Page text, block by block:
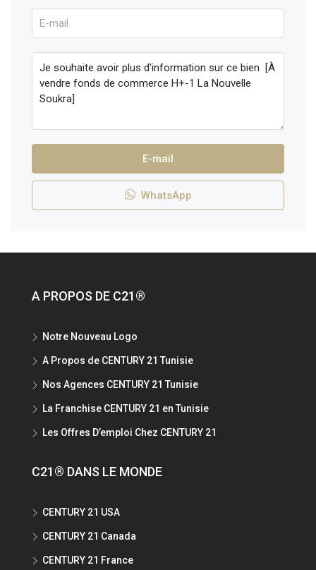
E-mail
WhatsApp
A PROPOS DE C21®
Notre Nouveau Logo
A Propos de CENTURY 21 Tunisie
Nos Agences CENTURY 21 Tunisie
La Franchise CENTURY 21 en Tunisie
Les Offres D’emploi Chez CENTURY 21
C21® DANS LE MONDE
CENTURY 21 USA
CENTURY 21 Canada
CENTURY 21 France